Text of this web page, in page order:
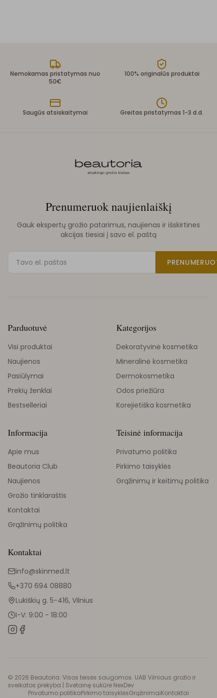
Nemokamas pristatymas nuo
50€
100% originalūs produktai
Saugūs atsiskaitymai Greitas pristatymas 1-3 d.d.
Prenumeruok naujienlaiškį
Gauk ekspertų grožio patarimus, naujienas ir išskirtines
akcijas tiesiai į savo el. paštą
Parduotuvė
Visi produktai
Naujienos
Pasiūlymai
Prekių ženklai
Bestselleriai
Kategorijos
Dekoratyvinė kosmetika
Mineralinė kosmetika
Dermokosmetika
Odos priežiūra
Korejietiška kosmetika
Informacija
Apie mus
Beautoria Club
Naujienos
Grožio tinklaraštis
Kontaktai
Grąžinimų politika
Teisinė informacija
Privatumo politika
Pirkimo taisyklės
Grąžinimų ir keitimų politika
Kontaktai
info@skinmed.lt
+370 694 08880
Lukiškių g. 5-416, Vilnius
I-V: 9:00 - 18:00
© 2026 Beautoria. Visos teisės saugomos. UAB Vilniaus grožio ir
sveikatos prekyba | Svetainę sukūrė NexDev
Privatumo politikaPirkimo taisyklėsGrąžinimaiKontaktai